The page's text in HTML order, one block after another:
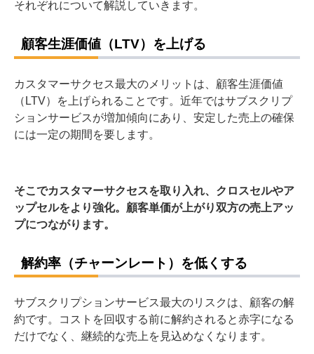
それぞれについて解説していきます。
顧客生涯価値（LTV）を上げる
カスタマーサクセス最大のメリットは、顧客生涯価値
（LTV）を上げられることです。近年ではサブスクリプ
ションサービスが増加傾向にあり、安定した売上の確保
には一定の期間を要します。
そこでカスタマーサクセスを取り入れ、クロスセルやア
ップセルをより強化。顧客単価が上がり双方の売上アッ
プにつながります。
解約率（チャーンレート）を低くする
サブスクリプションサービス最大のリスクは、顧客の解
約です。コストを回収する前に解約されると赤字になる
だけでなく、継続的な売上を見込めなくなります。